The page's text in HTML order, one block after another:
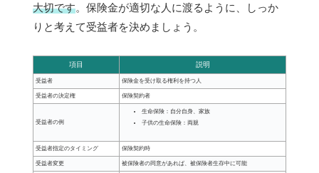
大切です。保険金が適切な人に渡るように、しっか
りと考えて受益者を決めましょう。
項目 説明
受益者 保険金を受け取る権利を持つ人
受益者の決定権 保険契約者
受益者の例
生命保険：自分自身、家族
子供の生命保険：両親
受益者指定のタイミング 保険契約時
受益者変更 被保険者の同意があれば、被保険者生存中に可能